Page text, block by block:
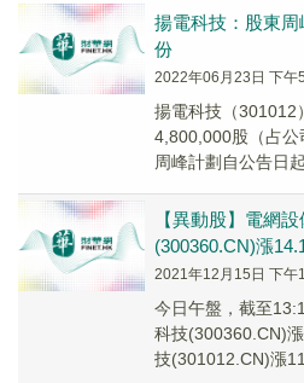
揚電科技：股東
份
2022年06月23日 下午
揚電科技（301012
4,800,000股（占公
周峰計劃自公告日
【異動股】電網
(300360.CN)漲
2021年12月15日 下午
今日午盤，截至
科技(300360.CN)
技(301012.CN)漲